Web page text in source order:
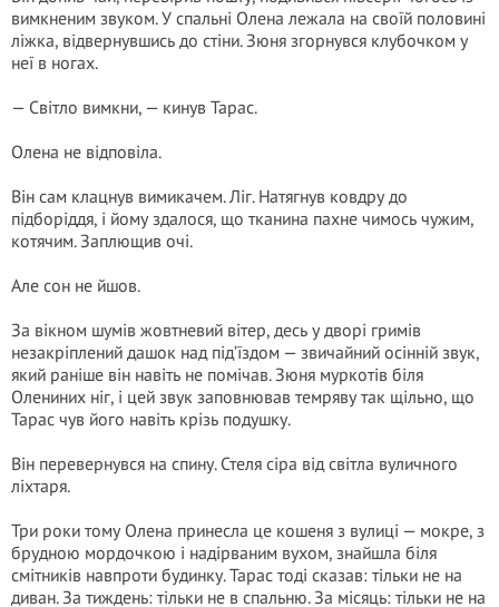
вимкненим звуком. У спальні Олена лежала на своїй половині
ліжка, відвернувшись до стіни. Зюня згорнувся клубочком у
неї в ногах.
— Світло вимкни, — кинув Тарас.
Олена не відповіла.
Він сам клацнув вимикачем. Ліг. Натягнув ковдру до
підборіддя, і йому здалося, що тканина пахне чимось чужим,
котячим. Заплющив очі.
Але сон не йшов.
За вікном шумів жовтневий вітер, десь у дворі гримів
незакріплений дашок над під’їздом — звичайний осінній звук,
який раніше він навіть не помічав. Зюня муркотів біля
Олениних ніг, і цей звук заповнював темряву так щільно, що
Тарас чув його навіть крізь подушку.
Він перевернувся на спину. Стеля сіра від світла вуличного
ліхтаря.
Три роки тому Олена принесла це кошеня з вулиці — мокре, з
брудною мордочкою і надірваним вухом, знайшла біля
смітників навпроти будинку. Тарас тоді сказав: тільки не на
диван. За тиждень: тільки не в спальню. За місяць: тільки не на